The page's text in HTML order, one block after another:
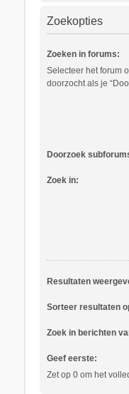
Zoekopties
Zoeken in forums:
Selecteer het forum
doorzocht als je
Doorzoek
Zoek in:
Resultaten
Sorteer resultaten
Zoek in berichten
Geef eerste:
Zet op 0 om het